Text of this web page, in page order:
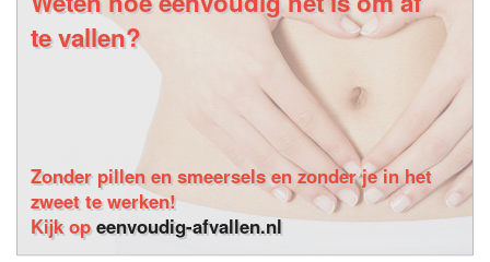
te vallen?
Zonder pillen en smeersels en zonder je in het
zweet te werken!
Kijk opeenvoudig-afvallen.nl